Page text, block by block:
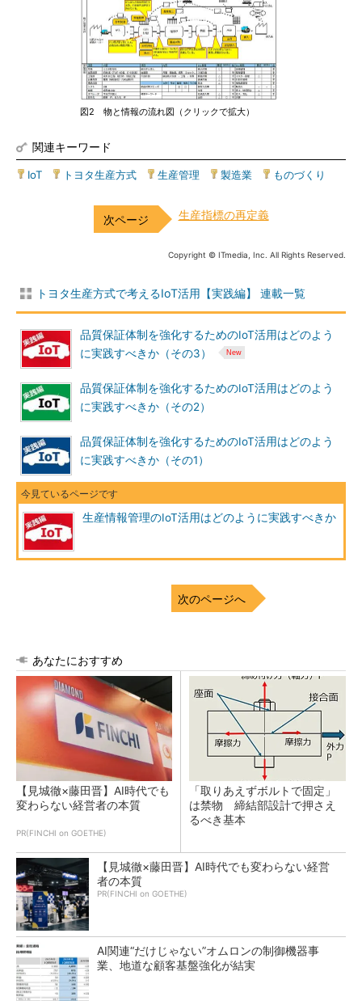
図2 物と情報の流れ図（クリックで拡大）
関連キーワード
IoT トヨタ生産方式 生産管理 製造業 ものづくり
生産指標の再定義
Copyright © ITmedia, Inc. All Rights Reserved.
トヨタ生産方式で考えるIoT活用【実践編】 連載一覧
品質保証体制を強化するためのIoT活用はどのよう
に実践すべきか（その3）
品質保証体制を強化するためのIoT活用はどのよう
に実践すべきか（その2）
品質保証体制を強化するためのIoT活用はどのよう
に実践すべきか（その1）
生産情報管理のIoT活用はどのように実践すべきか
次のページへ
あなたにおすすめ
【見城徹×藤田晋】AI時代でも
変わらない経営者の本質
PR(FINCHI on GOETHE)
「取りあえずボルトで固定」
は禁物 締結部設計で押さえ
るべき基本
【見城徹×藤田晋】AI時代でも変わらない経営
者の本質
PR(FINCHI on GOETHE)
AI関連“だけじゃない”オムロンの制御機器事
業、地道な顧客基盤強化が結実